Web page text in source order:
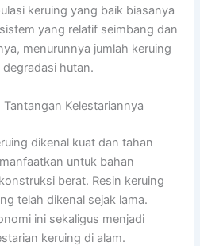
keruing yang baik biasanya
yang relatif seimbang dan
menurunnya jumlah keruing
hutan.
Kelestariannya
dikenal kuat dan tahan
untuk bahan
berat. Resin keruing
telah dikenal sejak lama.
ini sekaligus menjadi
keruing di alam.